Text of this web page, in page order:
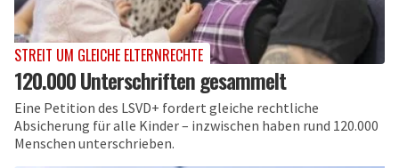
STREIT UM GLEICHE ELTERNRECHTE
120.000 Unterschriften gesammelt
Eine Petition des LSVD+ fordert gleiche rechtliche
Absicherung für alle Kinder – inzwischen haben rund 120.000
Menschen unterschrieben.